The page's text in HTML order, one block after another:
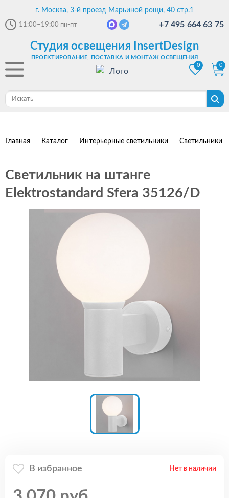
г. Москва, 3-й проезд Марьиной рощи, 40 стр.1
11:00–19:00 пн-пт +7 495 664 63 75
Студия освещения InsertDesign
ПРОЕКТИРОВАНИЕ, ПОСТАВКА И МОНТАЖ ОСВЕЩЕНИЯ
0
0
Главная Каталог Интерьерные светильники Светильники
Светильник на штанге
Elektrostandard Sfera 35126/D
В избранное Нет в наличии